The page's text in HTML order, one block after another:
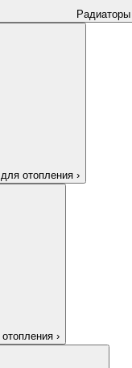
Радиаторы
отопления ›
›